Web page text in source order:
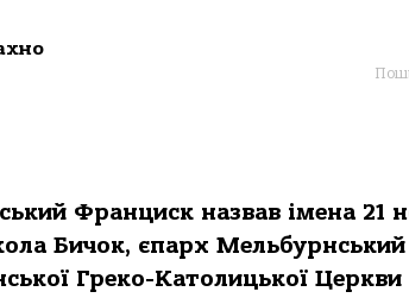
Франциск назвав імена 21
Бичок, єпарх
Греко-Католицької Церкви